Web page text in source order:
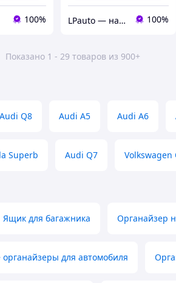
100% LPauto — надёжные решения для вашей техники 100%
Показано 1 - 29 товаров из 900+
Audi Q8 Audi A5 Audi A6
Superb Audi Q7 Volkswagen
Ящик для багажника Органайзер
органайзеры для автомобиля